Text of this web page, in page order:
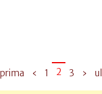
‹ 1 2 3 ›